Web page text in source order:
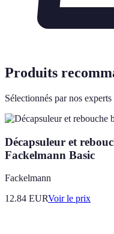
Produits
Sélectionnés par nos experts
Décapsuleur et
Fackelmann Basic
Fackelmann
12.84 EURVoir le prix